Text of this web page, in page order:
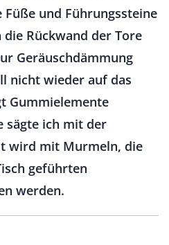
und Führungssteine
die Rückwand der Tore
Geräuschdämmung
nicht wieder auf das
Gummielemente
sägte ich mit der
wird mit Murmeln, die
geführten
werden.